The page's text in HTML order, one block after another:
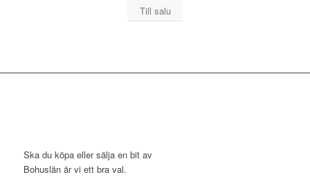
Till salu
Ska du köpa eller sälja en bit av
Bohuslän är vi ett bra val.